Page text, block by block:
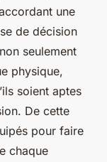
une
de décision
seulement
physique,
soient aptes
De cette
pour faire
chaque